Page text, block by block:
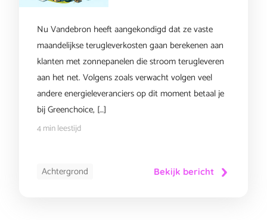
Nu Vandebron heeft aangekondigd dat ze vaste
maandelijkse terugleverkosten gaan berekenen aan
klanten met zonnepanelen die stroom terugleveren
aan het net. Volgens zoals verwacht volgen veel
andere energieleveranciers op dit moment betaal je
bij Greenchoice, […]
4 min leestijd
Achtergrond Bekijk bericht